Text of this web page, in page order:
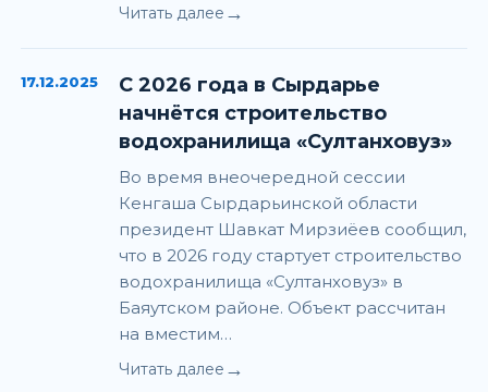
Читать далее →
17.12.2025
С 2026 года в Сырдарье
начнётся строительство
водохранилища «Султанховуз»
Во время внеочередной сессии
Кенгаша Сырдарьинской области
президент Шавкат Мирзиёев сообщил,
что в 2026 году стартует строительство
водохранилища «Султанховуз» в
Баяутском районе. Объект рассчитан
на вместим…
Читать далее →